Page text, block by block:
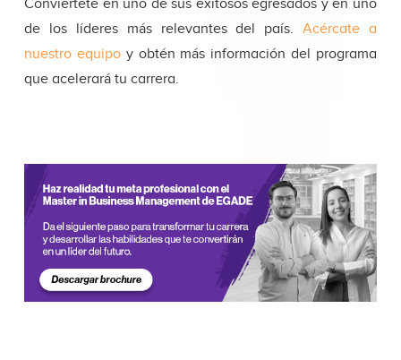
Conviértete en uno de sus exitosos egresados y en uno
de los líderes más relevantes del país.Acércate a
nuestro equipoy obtén más información del programa
que acelerará tu carrera.